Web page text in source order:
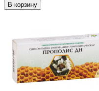
В корзину